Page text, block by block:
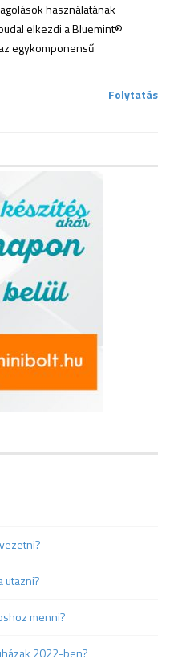
használatának
elkezdi a Bluemint®
egykomponensű
Folytatás
utazni?
menni?
2022-ben?